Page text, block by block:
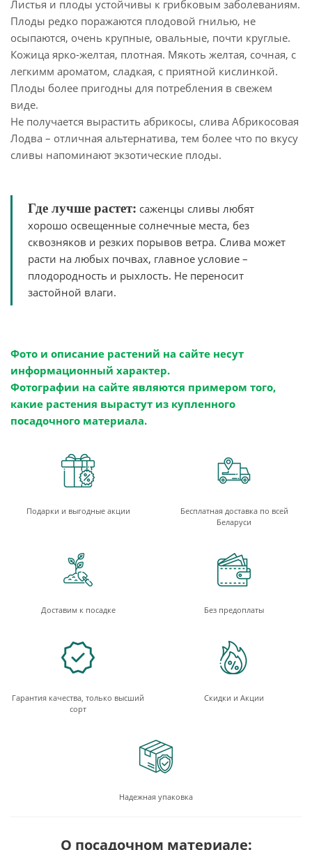
Листья и плоды устойчивы к грибковым заболеваниям.
Плоды редко поражаются плодовой гнилью, не
осыпаются, очень крупные, овальные, почти круглые.
Кожица ярко-желтая, плотная. Мякоть желтая, сочная, с
легкимм ароматом, сладкая, с приятной кислинкой.
Плоды более пригодны для потребления в свежем
виде.
Не получается вырастить абрикосы, слива Абрикосовая
Лодва – отличная альтернатива, тем более что по вкусу
сливы напоминают экзотические плоды.
Где лучше растет: саженцы сливы любят
хорошо освещенные солнечные места, без
сквозняков и резких порывов ветра. Слива может
расти на любых почвах, главное условие –
плодородность и рыхлость. Не переносит
застойной влаги.
Фото и описание растений на сайте несут
информационный характер.
Фотографии на сайте являются примером того,
какие растения вырастут из купленного
посадочного материала.
Подарки и выгодные акции
Бесплатная доставка по всей
Беларуси
Доставим к посадке Без предоплаты
Гарантия качества, только высший
сорт
Скидки и Акции
Надежная упаковка
О посадочном материале: